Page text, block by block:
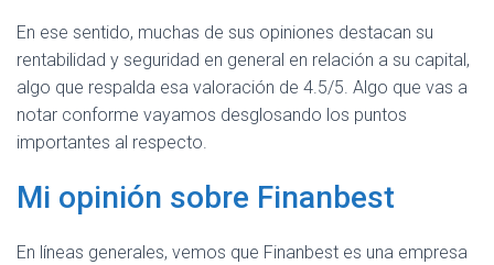
En ese sentido, muchas de sus opiniones destacan su
rentabilidad y seguridad en general en relación a su capital,
algo que respalda esa valoración de 4.5/5. Algo que vas a
notar conforme vayamos desglosando los puntos
importantes al respecto.
Mi opinión sobre Finanbest
En líneas generales, vemos que Finanbest es una empresa